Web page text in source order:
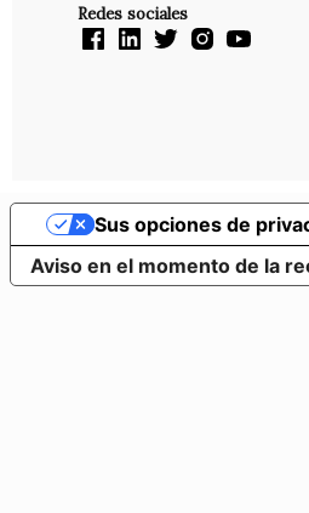
Redes sociales
Aviso en el momento de la
Sus opciones de